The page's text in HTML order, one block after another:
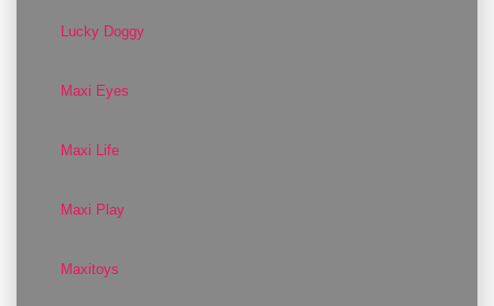
Lucky Doggy
Maxi Eyes
Maxi Life
Maxi Play
Maxitoys